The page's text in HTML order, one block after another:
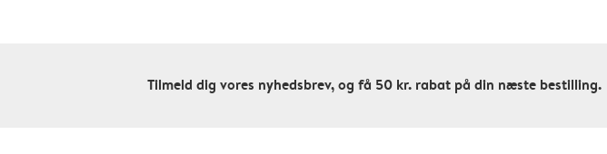
Tilmeld dig vores nyhedsbrev, og få 50 kr. rabat på din næste bestilling.